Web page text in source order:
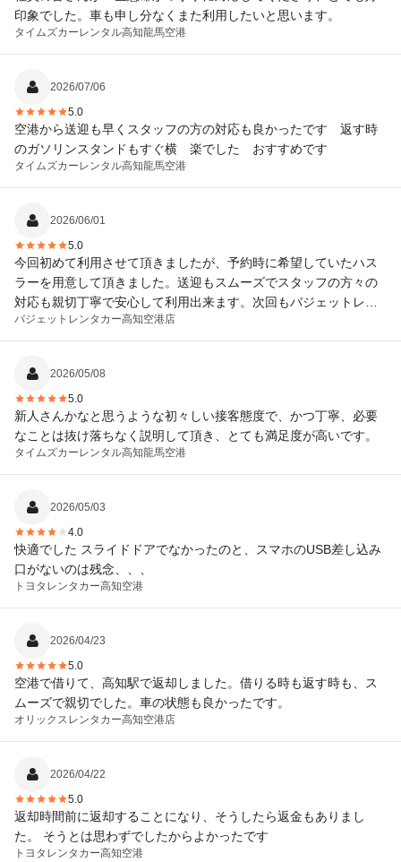
印象でした。車も申し分なくまた利用したいと思います。
タイムズカーレンタル高知龍馬空港
2026/07/06
5.0
空港から送迎も早くスタッフの方の対応も良かったです 返す時
のガソリンスタンドもすぐ横 楽でした おすすめです
タイムズカーレンタル高知龍馬空港
2026/06/01
5.0
今回初めて利用させて頂きましたが、予約時に希望していたハス
ラーを用意して頂きました。送迎もスムーズでスタッフの方々の
対応も親切丁寧で安心して利用出来ます。次回もバジェットレン
タカー私利用します。
バジェットレンタカー高知空港店
2026/05/08
5.0
新人さんかなと思うような初々しい接客態度で、かつ丁寧、必要
なことは抜け落ちなく説明して頂き、とても満足度が高いです。
タイムズカーレンタル高知龍馬空港
2026/05/03
4.0
快適でした スライドドアでなかったのと、スマホのUSB差し込み
口がないのは残念、、、
トヨタレンタカー高知空港
2026/04/23
5.0
空港で借りて、高知駅で返却しました。借りる時も返す時も、ス
ムーズで親切でした。車の状態も良かったです。
オリックスレンタカー高知空港店
2026/04/22
5.0
返却時間前に返却することになり、そうしたら返金もありまし
た。 そうとは思わずでしたからよかったです
トヨタレンタカー高知空港